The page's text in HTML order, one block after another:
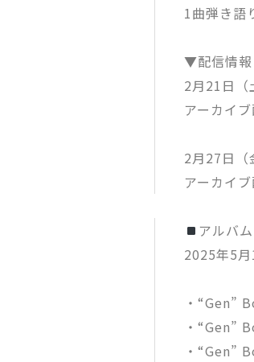
1曲弾き語
▼配信情報
2月21日（
アーカイ
2月27日（
アーカイ
アルバ
2025年5
・“Gen”
・“Gen”
・“Gen”